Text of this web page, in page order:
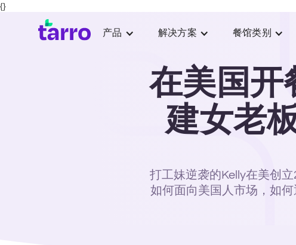
{}
产品 解决方案 餐馆类别
在美国开
建女老
打工妹逆袭的Kelly在美创
如何面向美国人市场，如